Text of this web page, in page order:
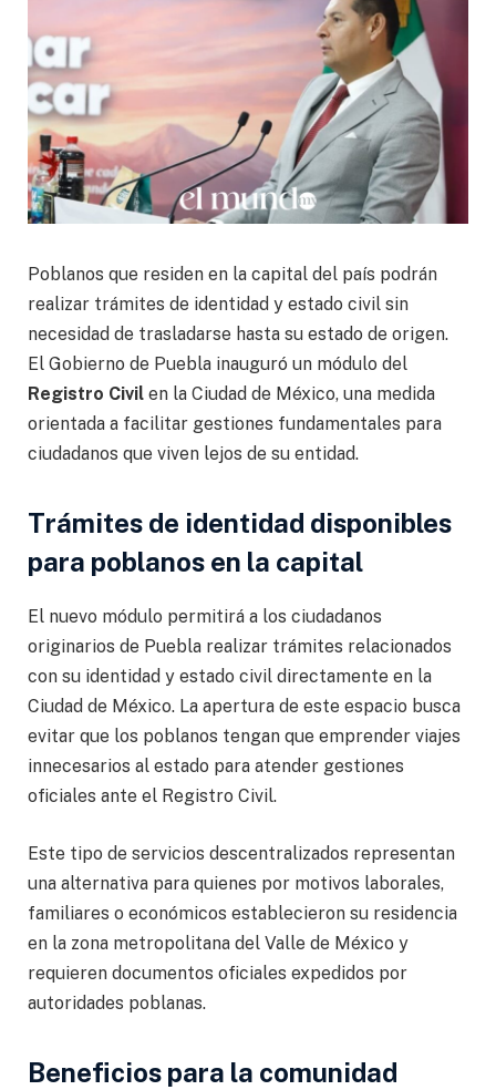
Poblanos que residen en la capital del país podrán
realizar trámites de identidad y estado civil sin
necesidad de trasladarse hasta su estado de origen.
El Gobierno de Puebla inauguró un módulo del
Registro Civil en la Ciudad de México, una medida
orientada a facilitar gestiones fundamentales para
ciudadanos que viven lejos de su entidad.
Trámites de identidad disponibles
para poblanos en la capital
El nuevo módulo permitirá a los ciudadanos
originarios de Puebla realizar trámites relacionados
con su identidad y estado civil directamente en la
Ciudad de México. La apertura de este espacio busca
evitar que los poblanos tengan que emprender viajes
innecesarios al estado para atender gestiones
oficiales ante el Registro Civil.
Este tipo de servicios descentralizados representan
una alternativa para quienes por motivos laborales,
familiares o económicos establecieron su residencia
en la zona metropolitana del Valle de México y
requieren documentos oficiales expedidos por
autoridades poblanas.
Beneficios para la comunidad